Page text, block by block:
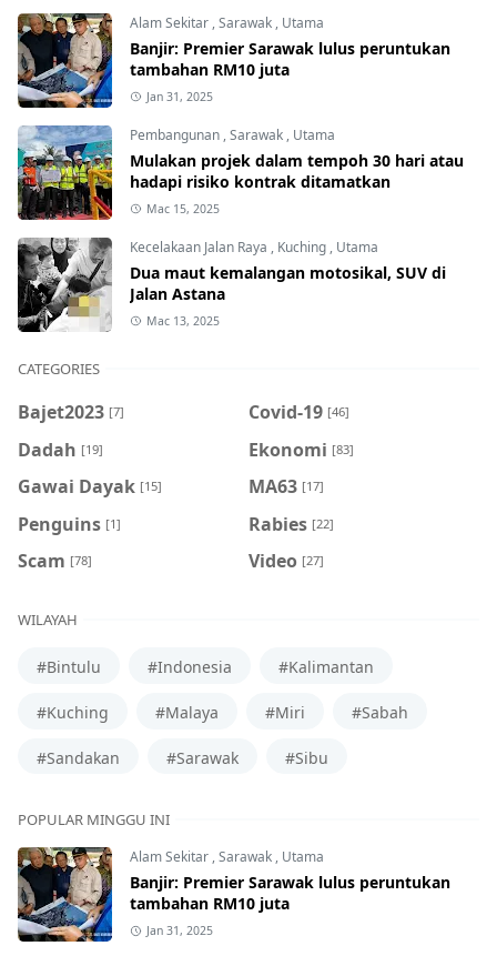
Alam Sekitar ,Sarawak , Utama
Banjir: Premier Sarawak lulus peruntukan
tambahan RM10 juta
Jan 31, 2025
Pembangunan ,Sarawak , Utama
Mulakan projek dalam tempoh 30 hari atau
hadapi risiko kontrak ditamatkan
Mac 15, 2025
Kecelakaan Jalan Raya , Kuching , Utama
Dua maut kemalangan motosikal, SUV di
Jalan Astana
Mac 13, 2025
CATEGORIES
Bajet2023 [7] Covid-19 [46]
Dadah [19] Ekonomi [83]
Gawai Dayak [15] MA63 [17]
Penguins [1] Rabies [22]
Scam [78] Video [27]
WILAYAH
#Bintulu #Indonesia #Kalimantan
#Kuching #Malaya #Miri #Sabah
#Sandakan #Sarawak #Sibu
POPULAR MINGGU INI
Alam Sekitar ,Sarawak , Utama
Banjir: Premier Sarawak lulus peruntukan
tambahan RM10 juta
Jan 31, 2025